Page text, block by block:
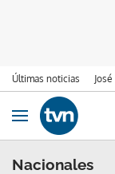
Últimas noticias
Ir al contenido
Obrir navegació
Nacionales